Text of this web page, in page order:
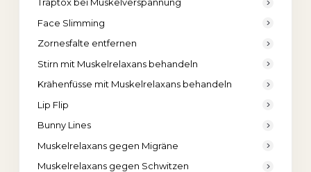
Face Slimming
Zornesfalte entfernen
Stirn mit Muskelrelaxans behandeln
Krähenfüsse mit Muskelrelaxans behandeln
Lip Flip
Bunny Lines
Muskelrelaxans gegen Migräne
Muskelrelaxans gegen Schwitzen